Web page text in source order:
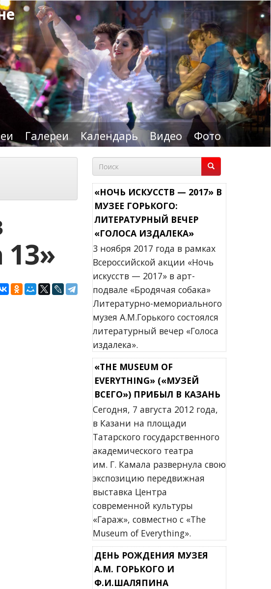
Галереи Календарь Видео Фото
Форма
поиска
Поиск
«НОЧЬ ИСКУССТВ — 2017» В
МУЗЕЕ ГОРЬКОГО:
ЛИТЕРАТУРНЫЙ ВЕЧЕР
«ГОЛОСА ИЗДАЛЕКА»
3 ноября 2017 года в рамках
Всероссийской акции «Ночь
искусств — 2017» в арт-
подвале «Бродячая собака»
Литературно-мемориального
музея А.М.Горького состоялся
литературный вечер «Голоса
издалека».
«THE MUSEUM OF
EVERYTHING» («МУЗЕЙ
ВСЕГО») ПРИБЫЛ В КАЗАНЬ
Сегодня, 7 августа 2012 года,
в Казани на площади
Татарского государственного
академического театра
им. Г. Камала развернула свою
экспозицию передвижная
выставка Центра
современной культуры
«Гараж», совместно с «The
Museum of Everything».
ДЕНЬ РОЖДЕНИЯ МУЗЕЯ
А.М. ГОРЬКОГО И
Ф.И.ШАЛЯПИНА